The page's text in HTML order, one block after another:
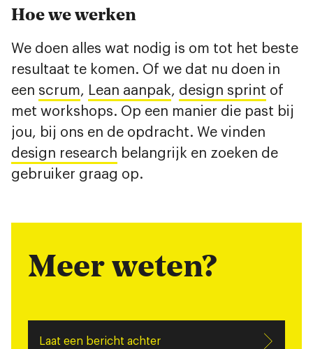
Hoe we werken
We doen alles wat nodig is om tot het beste
resultaat te komen. Of we dat nu doen in
een scrum, Lean aanpak, design sprint of
met workshops. Op een manier die past bij
jou, bij ons en de opdracht. We vinden
design research belangrijk en zoeken de
gebruiker graag op.
Meer weten?
Laat een bericht achter